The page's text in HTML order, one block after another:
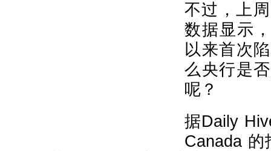
不过，上
数据显示
以来首次
么央行是
呢？
据Daily
Canada